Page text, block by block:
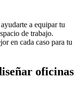
a equipar tu
de trabajo.
en cada caso para tu
oficinas